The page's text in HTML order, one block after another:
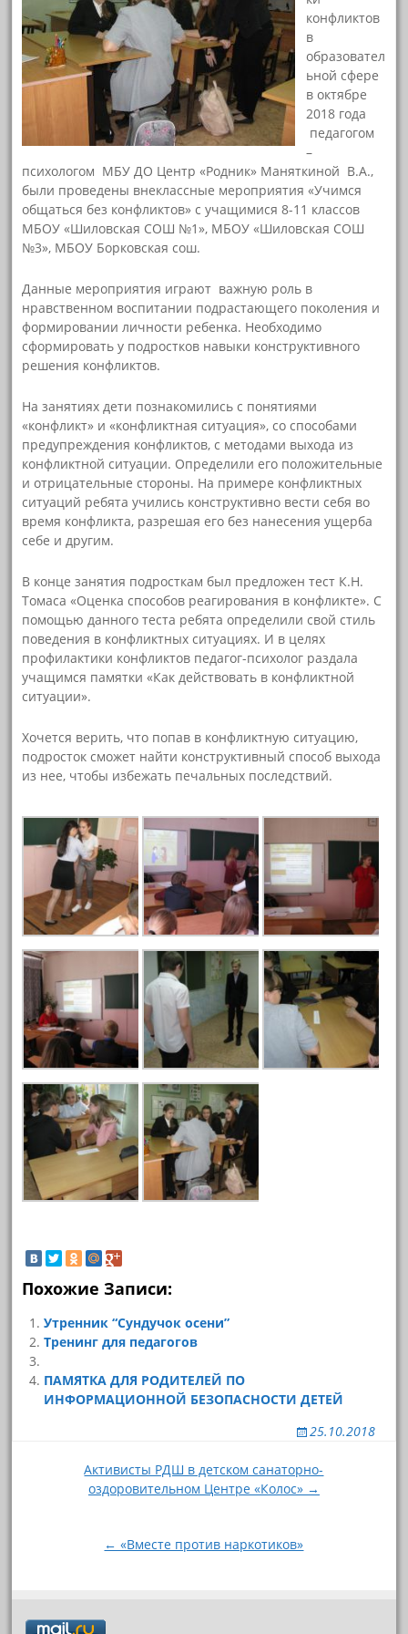
конфликтов
в
образовател
ьной сфере
в октябре
2018 года
педагогом
–
психологом МБУ ДО Центр «Родник» Маняткиной В.А.,
были проведены внеклассные мероприятия «Учимся
общаться без конфликтов» с учащимися 8-11 классов
МБОУ «Шиловская СОШ №1», МБОУ «Шиловская СОШ
№3», МБОУ Борковская сош.
Данные мероприятия играют важную роль в
нравственном воспитании подрастающего поколения и
формировании личности ребенка. Необходимо
сформировать у подростков навыки конструктивного
решения конфликтов.
На занятиях дети познакомились с понятиями
«конфликт» и «конфликтная ситуация», со способами
предупреждения конфликтов, с методами выхода из
конфликтной ситуации. Определили его положительные
и отрицательные стороны. На примере конфликтных
ситуаций ребята учились конструктивно вести себя во
время конфликта, разрешая его без нанесения ущерба
себе и другим.
В конце занятия подросткам был предложен тест К.Н.
Томаса «Оценка способов реагирования в конфликте». С
помощью данного теста ребята определили свой стиль
поведения в конфликтных ситуациях. И в целях
профилактики конфликтов педагог-психолог раздала
учащимся памятки «Как действовать в конфликтной
ситуации».
Хочется верить, что попав в конфликтную ситуацию,
подросток сможет найти конструктивный способ выхода
из нее, чтобы избежать печальных последствий.
Похожие Записи:
Утренник “Сундучок осени”
Тренинг для педагогов
ПАМЯТКА ДЛЯ РОДИТЕЛЕЙ ПО
ИНФОРМАЦИОННОЙ БЕЗОПАСНОСТИ ДЕТЕЙ
25.10.2018
НавигацияАктивисты РДШ в детском санаторно-
оздоровительном Центре «Колос» →
← «Вместе против наркотиков»